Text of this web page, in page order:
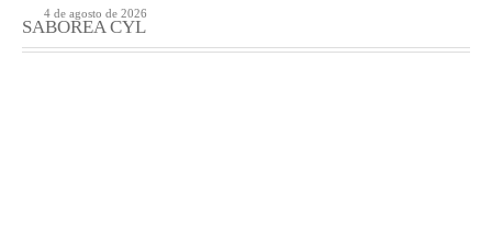
4 de agosto de 2026
SABOREA CYL